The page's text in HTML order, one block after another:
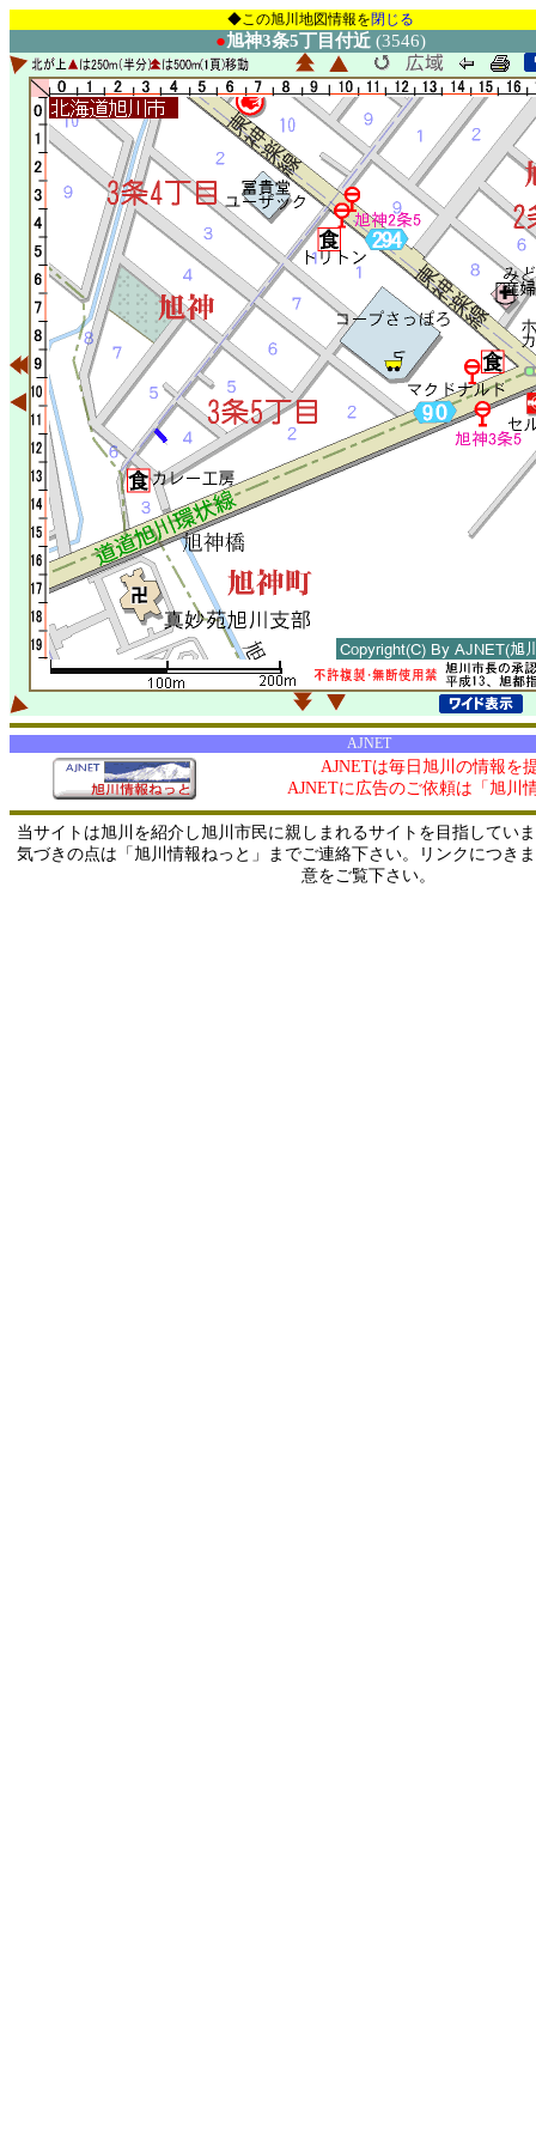
◆この旭川地図情報を閉じる
●旭神3条5丁目付近 (3546)
AJNET
AJNETは毎日旭川の情報を
AJNETに広告のご依頼は「旭川
当サイトは旭川を紹介し旭川市民に親しまれるサイトを目指してい
気づきの点は「旭川情報ねっと」までご連絡下さい。リンクにつき
意をご覧下さい。